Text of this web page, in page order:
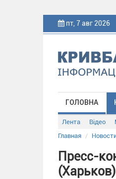
пт, 7 авг 2026
ГОЛОВНА
Лента Відео
Главная
Пресс-